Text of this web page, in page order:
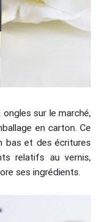
sur le marché,
en carton. Ce
bas et des écritures
relatifs au vernis,
ses ingrédients.